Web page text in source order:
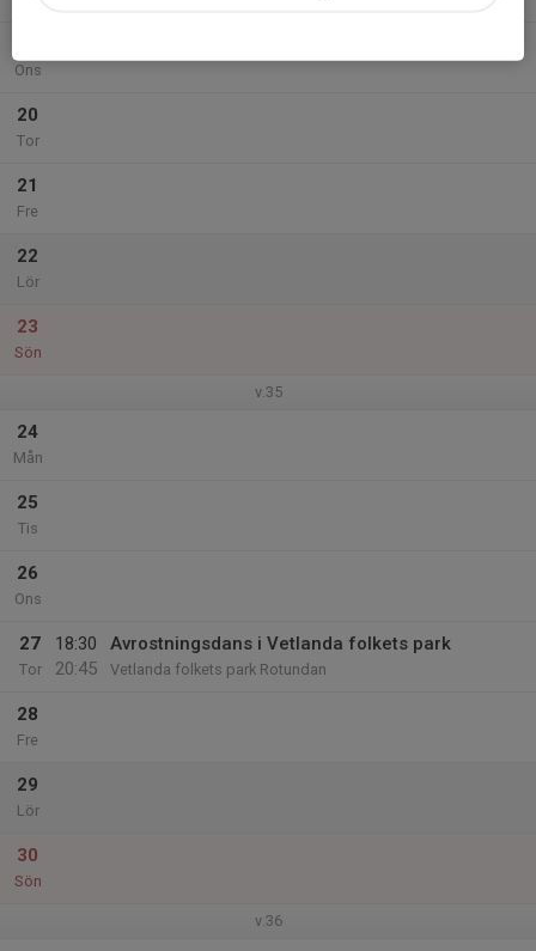
Ons
20
Tor
21
Fre
22
Lör
23
Sön
v.35
24
Mån
25
Tis
26
Ons
27
Tor
18:30
20:45
Avrostningsdans i Vetlanda folkets park
Vetlanda folkets park Rotundan
28
Fre
29
Lör
30
Sön
v.36